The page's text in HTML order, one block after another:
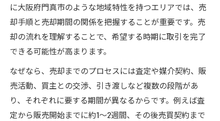
に大阪府門真市のような地域特性を持つエリアでは、売
却手順と売却期間の関係を把握することが重要です。売
却の流れを理解することで、希望する時期に取引を完了
できる可能性が高まります。
なぜなら、売却までのプロセスには査定や媒介契約、販
売活動、買主との交渉、引き渡しなど複数の段階があ
り、それぞれに要する期間が異なるからです。例えば査
定から販売開始までに約1〜2週間、その後売買契約まで